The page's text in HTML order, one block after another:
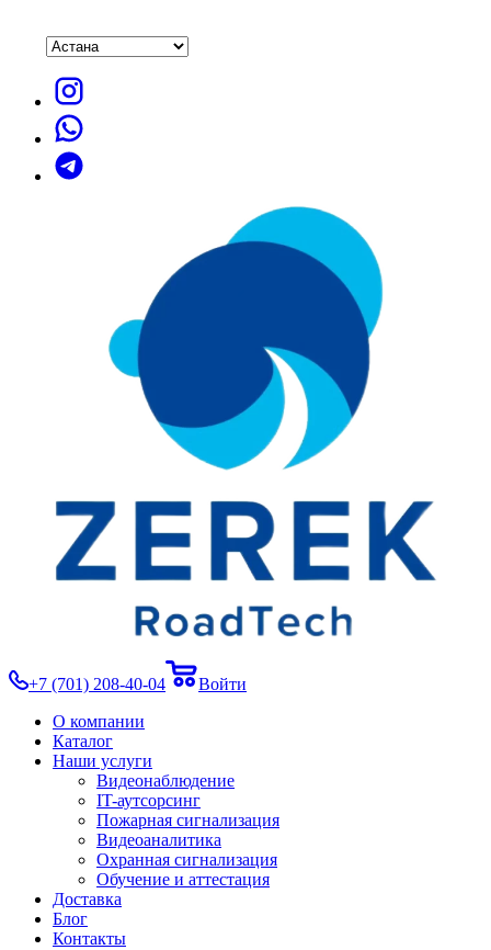
+7 (701) 208-40-04
Войти
О компании
Каталог
Наши услуги
Видеонаблюдение
IT-аутсорсинг
Пожарная сигнализация
Видеоаналитика
Охранная сигнализация
Обучение и аттестация
Доставка
Блог
Контакты